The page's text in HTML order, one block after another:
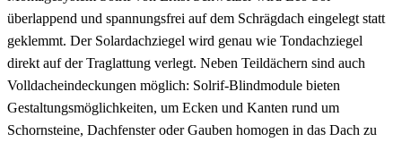
überlappend und spannungsfrei auf dem Schrägdach eingelegt statt
geklemmt. Der Solardachziegel wird genau wie Tondachziegel
direkt auf der Traglattung verlegt. Neben Teildächern sind auch
Volldacheindeckungen möglich: Solrif-Blindmodule bieten
Gestaltungsmöglichkeiten, um Ecken und Kanten rund um
Schornsteine, Dachfenster oder Gauben homogen in das Dach zu